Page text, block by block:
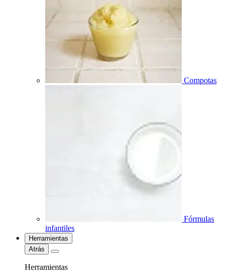
Compotas
Fórmulas
infantiles
Herramientas
Atrás
Herramientas